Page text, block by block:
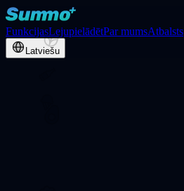
FunkcijasLejupielādētPar mumsAtbalsts
Latviešu